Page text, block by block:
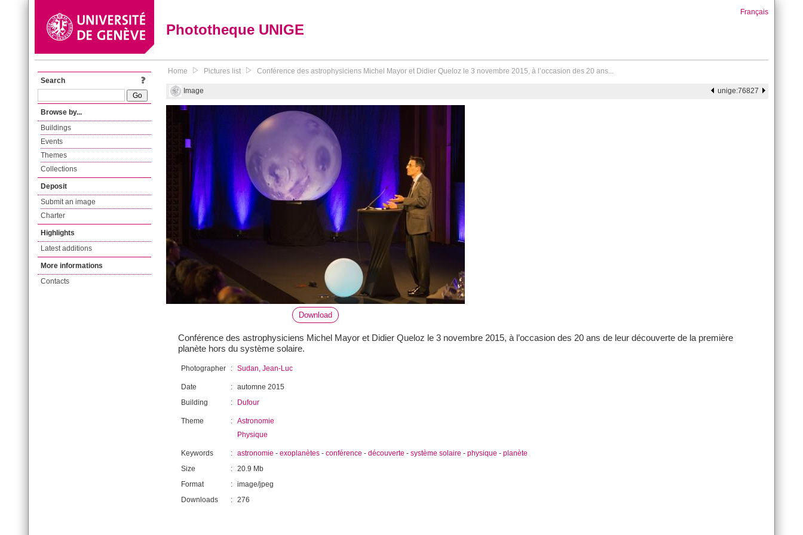
Phototheque UNIGE
Français
Search
Browse by...
Buildings
Events
Themes
Collections
Deposit
Submit an image
Charter
Highlights
Latest additions
More informations
Contacts
Home Pictures list Conférence des astrophysiciens Michel Mayor et Didier Queloz le 3 novembre 2015, à l’occasion des 20 ans...
Image unige:76827
Download
Conférence des astrophysiciens Michel Mayor et Didier Queloz le 3 novembre 2015, à l’occasion des 20 ans de leur découverte de la première
planète hors du système solaire.
Photographer : Sudan, Jean-Luc
Date : automne 2015
Building
: Dufour
Theme : Astronomie
Physique
Keywords : astronomie - exoplanètes - conférence - découverte - système solaire - physique - planète
Size
: 20.9 Mb
Format
: image/jpeg
Downloads
: 276